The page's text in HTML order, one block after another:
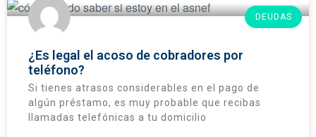
DEUDAS
¿Es legal el acoso de cobradores por
teléfono?
Si tienes atrasos considerables en el pago de
algún préstamo, es muy probable que recibas
llamadas telefónicas a tu domicilio